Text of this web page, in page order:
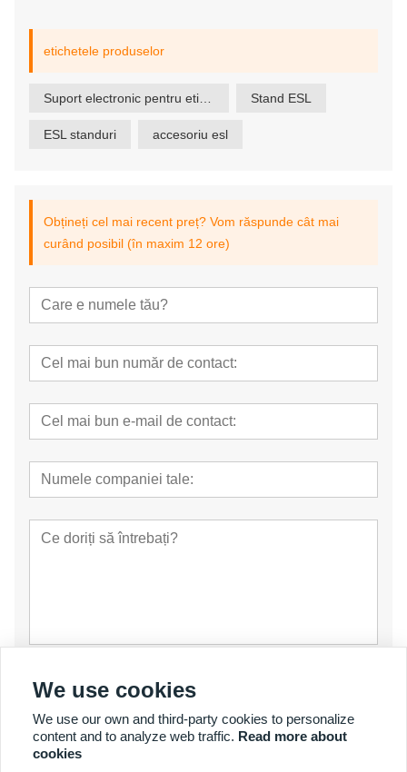
etichetele produselor
Stand ESL
ESL standuri accesoriu esl
Obțineți cel mai recent preț? Vom răspunde cât mai
curând posibil (în maxim 12 ore)
prezenta
We use cookies
We use our own and third-party cookies to personalize
content and to analyze web traffic. Read more about
cookies